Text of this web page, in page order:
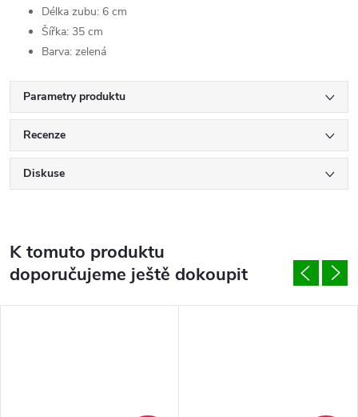
Délka zubu: 6 cm
Šířka: 35 cm
Barva: zelená
Parametry produktu
Recenze
Diskuse
K tomuto produktu
doporučujeme ještě dokoupit